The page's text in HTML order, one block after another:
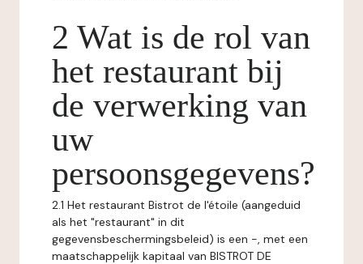
2 Wat is de rol van
het restaurant bij
de verwerking van
uw
persoonsgegevens?
2.1 Het restaurant Bistrot de l'étoile (aangeduid
als het "restaurant" in dit
gegevensbeschermingsbeleid) is een -, met een
maatschappelijk kapitaal van BISTROT DE